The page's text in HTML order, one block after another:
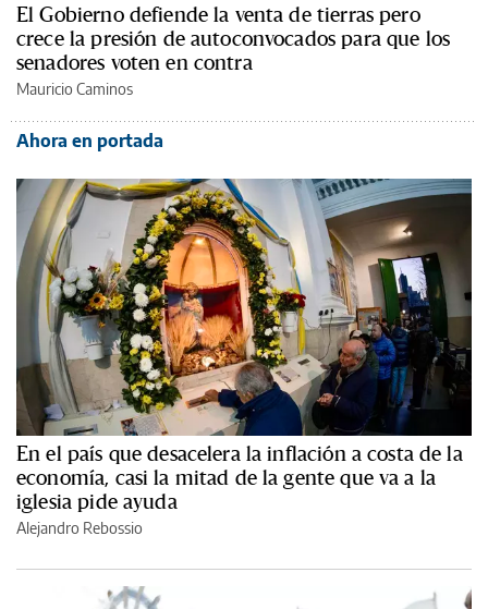
El Gobierno defiende la venta de tierras pero
crece la presión de autoconvocados para que los
senadores voten en contra
Mauricio Caminos
Ahora en portada
En el país que desacelera la inflación a costa de la
economía, casi la mitad de la gente que va a la
iglesia pide ayuda
Alejandro Rebossio